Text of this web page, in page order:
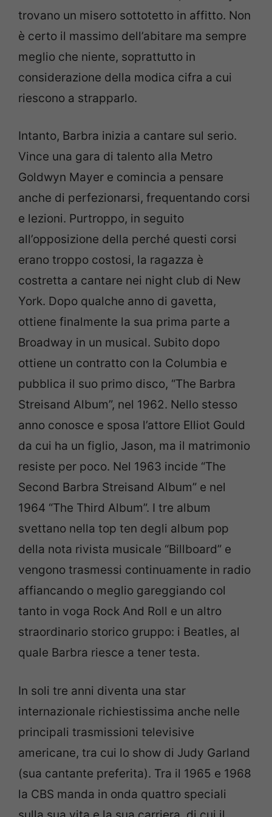
trovano un misero sottotetto in affitto. Non
è certo il massimo dell’abitare ma sempre
meglio che niente, soprattutto in
considerazione della modica cifra a cui
riescono a strapparlo.
Intanto, Barbra inizia a cantare sul serio.
Vince una gara di talento alla Metro
Goldwyn Mayer e comincia a pensare
anche di perfezionarsi, frequentando corsi
e lezioni. Purtroppo, in seguito
all’opposizione della perché questi corsi
erano troppo costosi, la ragazza è
costretta a cantare nei night club di New
York. Dopo qualche anno di gavetta,
ottiene finalmente la sua prima parte a
Broadway in un musical. Subito dopo
ottiene un contratto con la Columbia e
pubblica il suo primo disco, “The Barbra
Streisand Album”, nel 1962. Nello stesso
anno conosce e sposa l’attore Elliot Gould
da cui ha un figlio, Jason, ma il matrimonio
resiste per poco. Nel 1963 incide “The
Second Barbra Streisand Album” e nel
1964 “The Third Album”. I tre album
svettano nella top ten degli album pop
della nota rivista musicale “Billboard” e
vengono trasmessi continuamente in radio
affiancando o meglio gareggiando col
tanto in voga Rock And Roll e un altro
straordinario storico gruppo: i Beatles, al
quale Barbra riesce a tener testa.
In soli tre anni diventa una star
internazionale richiestissima anche nelle
principali trasmissioni televisive
americane, tra cui lo show di Judy Garland
(sua cantante preferita). Tra il 1965 e 1968
la CBS manda in onda quattro speciali